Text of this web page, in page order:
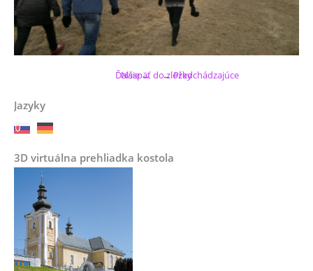
← Predchádzajúce
Ďalšie →
Naspäť do zložky
Jazyky
3D virtuálna prehliadka kostola